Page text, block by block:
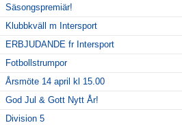
Säsongspremiär!
Klubbkväll m Intersport
ERBJUDANDE fr Intersport
Fotbollstrumpor
Årsmöte 14 april kl 15.00
God Jul & Gott Nytt År!
Division 5